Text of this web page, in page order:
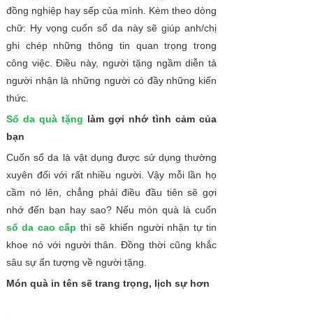
đồng nghiệp hay sếp của mình. Kèm theo dòng
chữ: Hy vọng cuốn sổ da này sẽ giúp anh/chị
ghi chép những thông tin quan trọng trong
công việc. Điều này, người tặng ngầm diễn tả
người nhận là những người có đầy những kiến
thức.
Sổ da quà tặng làm gợi nhớ tình cảm của
bạn
Cuốn sổ da là vật dụng được sử dụng thường
xuyên đối với rất nhiều người. Vậy mỗi lần họ
cầm nó lên, chẳng phải điều đầu tiên sẽ gợi
nhớ đến bạn hay sao? Nếu món quà là cuốn
sổ da cao cấp thì sẽ khiến người nhận tự tin
khoe nó với người thân. Đồng thời cũng khắc
sâu sự ấn tượng về người tặng.
Món quà in tên sẽ trang trọng, lịch sự hơn